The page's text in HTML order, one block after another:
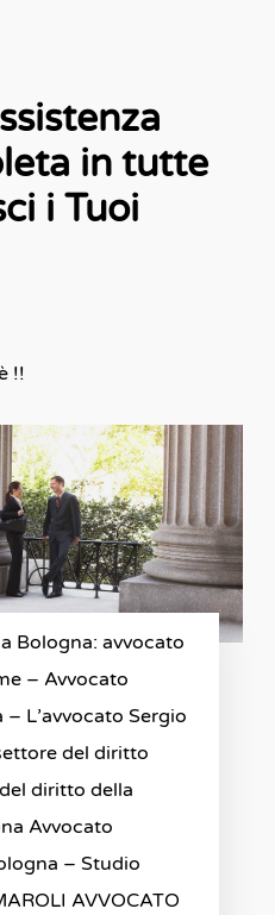
in tutte
i Tuoi
!!
Bologna: avvocato
– Avvocato
L’avvocato Sergio
del diritto
diritto della
Avvocato
– Studio
AVVOCATO